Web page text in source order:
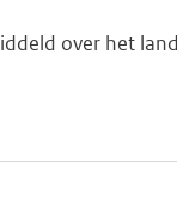
over het